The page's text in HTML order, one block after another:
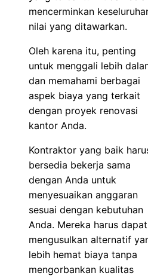
mencerminkan
nilai yang ditawarkan.
Oleh karena itu, penting
untuk menggali lebih
dan memahami berbagai
aspek biaya yang terkait
dengan proyek renovasi
kantor Anda.
Kontraktor yang baik
bersedia bekerja sama
dengan Anda untuk
menyesuaikan anggaran
sesuai dengan kebutuhan
Anda. Mereka harus dapat
mengusulkan alternatif
lebih hemat biaya tanpa
mengorbankan kualitas